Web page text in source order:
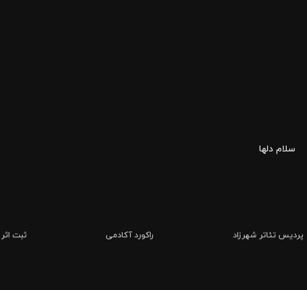
سلام دلها
پردیس تئاتر شهرزاد راکورد آکادمی ثبت اثر